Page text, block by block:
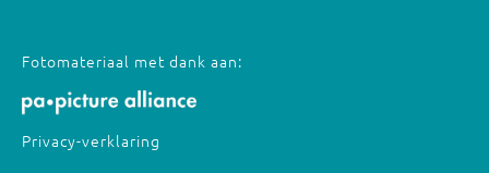
Fotomateriaal met dank aan:
Privacy-verklaring